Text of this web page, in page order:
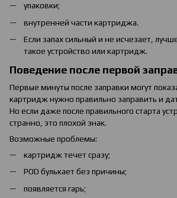
упаковки;
внутренней части картриджа.
Если запах сильный и не исчезает,
такое устройство или картридж.
Поведение после первой
Первые минуты после заправки могут
картридж нужно правильно заправить и
Но если даже после правильного старта
странно, это плохой знак.
Возможные проблемы:
картридж течет сразу;
POD булькает без причины;
появляется гарь;